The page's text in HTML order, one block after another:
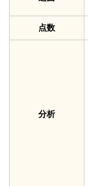
点数
分析